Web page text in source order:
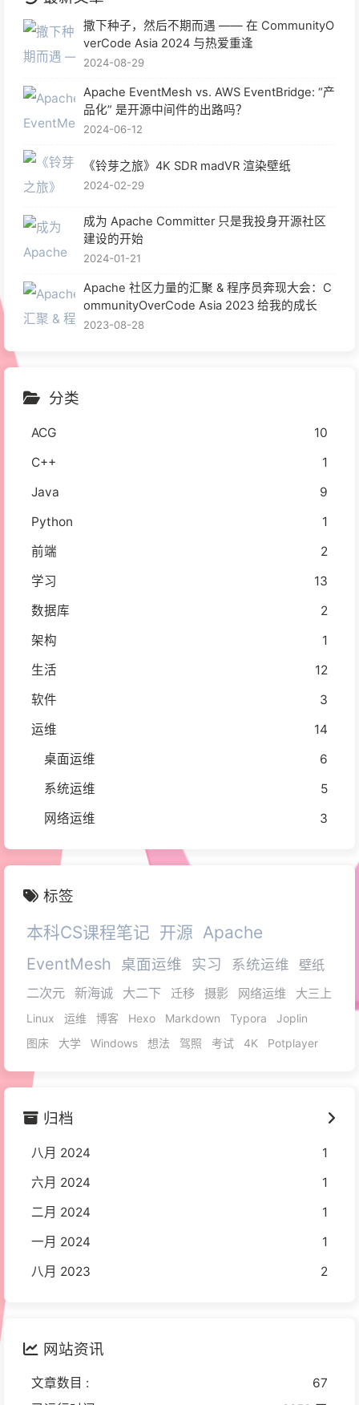
撒下种子，然后不期而遇 —— 在 CommunityO
verCode Asia 2024 与热爱重逢
2024-08-29
Apache EventMesh vs. AWS EventBridge: “产
品化” 是开源中间件的出路吗？
2024-06-12
《铃芽之旅》4K SDR madVR 渲染壁纸
2024-02-29
成为 Apache Committer 只是我投身开源社区
建设的开始
2024-01-21
Apache 社区力量的汇聚 & 程序员奔现大会：C
ommunityOverCode Asia 2023 给我的成长
2023-08-28
分类
ACG
10
C++
1
Java
9
Python
1
前端
2
学习
13
数据库
2
架构
1
生活
12
软件
3
运维
14
桌面运维
6
系统运维
5
网络运维
3
标签
本科CS课程笔记 开源 Apache
EventMesh 桌面运维 实习 系统运维
壁纸
二次元 新海诚 大二下 迁移 摄影 网络运维 大三上
Linux 运维 博客 Hexo Markdown Typora
Joplin
图床
大学 Windows 想法 驾照 考试 4K Potplayer
归档
八月 2024
1
六月 2024
1
二月 2024
1
一月 2024
1
八月 2023
2
网站资讯
文章数目 :
67